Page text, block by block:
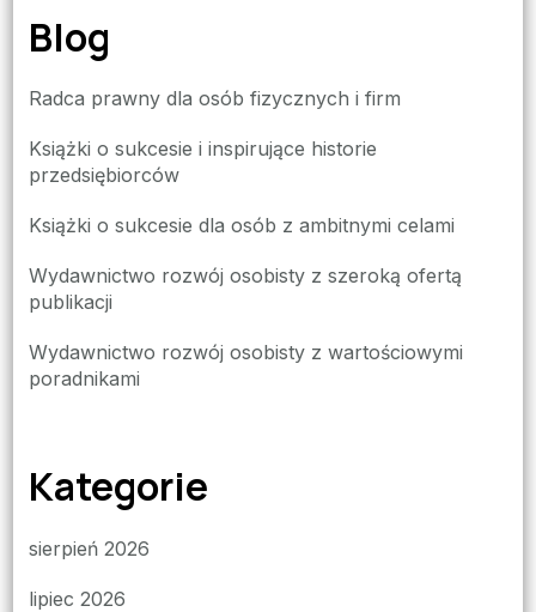
Blog
Radca prawny dla osób fizycznych i firm
Książki o sukcesie i inspirujące historie
przedsiębiorców
Książki o sukcesie dla osób z ambitnymi celami
Wydawnictwo rozwój osobisty z szeroką ofertą
publikacji
Wydawnictwo rozwój osobisty z wartościowymi
poradnikami
Kategorie
sierpień 2026
lipiec 2026